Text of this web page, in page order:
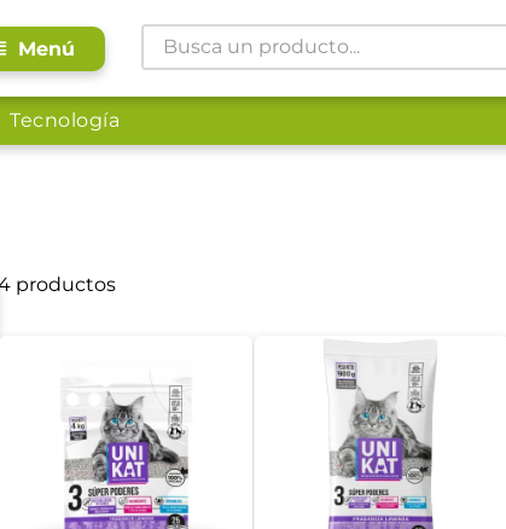
Busca un producto...
Tecnología
productos